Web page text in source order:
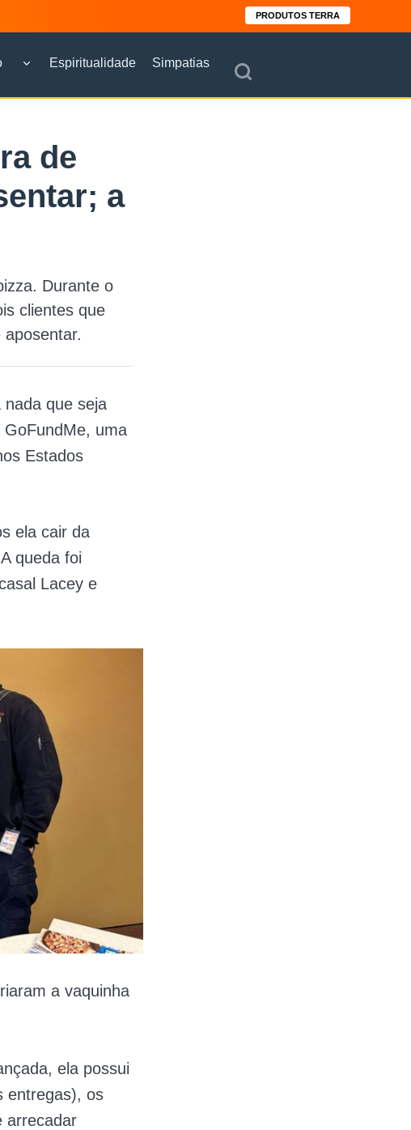
PRODUTOS TERRA
Espiritualidade Simpatias
de
a
Durante o
clientes que
que seja
uma
Estados
ela cair da
queda foi
Lacey e
a vaquinha
ela possui
entregas), os
arrecadar